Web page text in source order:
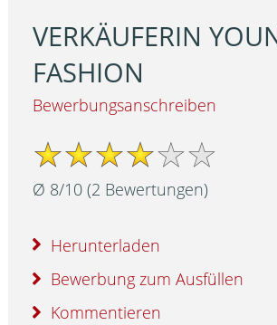
VERKÄUFERIN
FASHION
Bewerbungsanschreiben
Ø 8/10 (2 Bewertungen)
Herunterladen
Bewerbung zum Ausfüllen
Kommentieren